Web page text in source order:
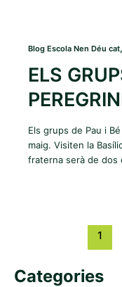
Blog Escola Nen Déu cat,
ELS
Els grups de Pau i
maig. Visiten la
fraterna serà de dos
1
Categories